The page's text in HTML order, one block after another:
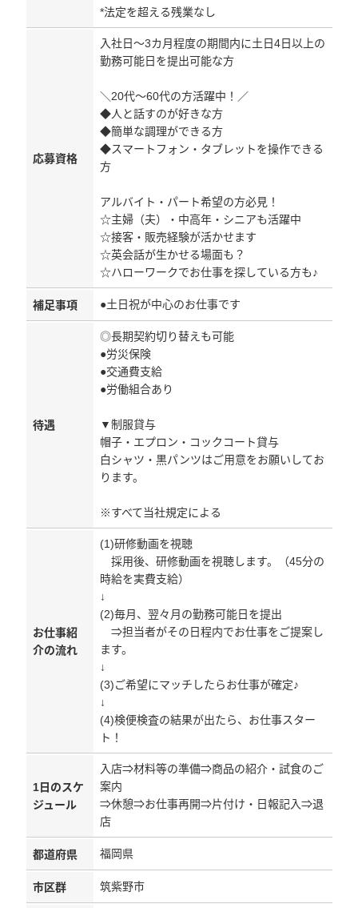
*法定を超える残業なし
応募資格
入社日～3カ月程度の期間内に土日4日以上の
勤務可能日を提出可能な方
＼20代～60代の方活躍中！／
◆人と話すのが好きな方
◆簡単な調理ができる方
◆スマートフォン・タブレットを操作できる
方
アルバイト・パート希望の方必見！
☆主婦（夫）・中高年・シニアも活躍中
☆接客・販売経験が活かせます
☆英会話が生かせる場面も？
☆ハローワークでお仕事を探している方も♪
補足事項 ●土日祝が中心のお仕事です
待遇
◎長期契約切り替えも可能
●労災保険
●交通費支給
●労働組合あり
▼制服貸与
帽子・エプロン・コックコート貸与
白シャツ・黒パンツはご用意をお願いしてお
ります。
※すべて当社規定による
お仕事紹
介の流れ
(1)研修動画を視聴
採用後、研修動画を視聴します。（45分の
時給を実費支給）
↓
(2)毎月、翌々月の勤務可能日を提出
⇒担当者がその日程内でお仕事をご提案し
ます。
↓
(3)ご希望にマッチしたらお仕事が確定♪
↓
(4)検便検査の結果が出たら、お仕事スター
ト！
1日のスケ
ジュール
入店⇒材料等の準備⇒商品の紹介・試食のご
案内
⇒休憩⇒お仕事再開⇒片付け・日報記入⇒退
店
都道府県 福岡県
市区群 筑紫野市